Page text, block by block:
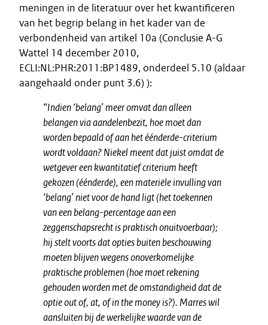
meningen in de literatuur over het kwantificeren
van het begrip belang in het kader van de
verbondenheid van artikel 10a (Conclusie A-G
Wattel 14 december 2010,
ECLI:NL:PHR:2011:BP1489, onderdeel 5.10 (aldaar
aangehaald onder punt 3.6) ):
“Indien ‘belang’ meer omvat dan alleen
belangen via aandelenbezit, hoe moet dan
worden bepaald of aan het éénderde-criterium
wordt voldaan? Niekel meent dat juist omdat de
wetgever een kwantitatief criterium heeft
gekozen (éénderde), een materiële invulling van
‘belang’ niet voor de hand ligt (het toekennen
van een belang-percentage aan een
zeggenschapsrecht is praktisch onuitvoerbaar);
hij stelt voorts dat opties buiten beschouwing
moeten blijven wegens onoverkomelijke
praktische problemen (hoe moet rekening
gehouden worden met de omstandigheid dat de
optie out of, at, of in the money is?). Marres wil
aansluiten bij de werkelijke waarde van de